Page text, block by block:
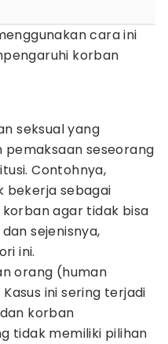
cara ini
korban
seksual yang
seseorang
Contohnya,
bekerja sebagai
agar tidak bisa
sejenisnya,
ini.
orang (human
ini sering terjadi
korban
tidak memiliki pilihan